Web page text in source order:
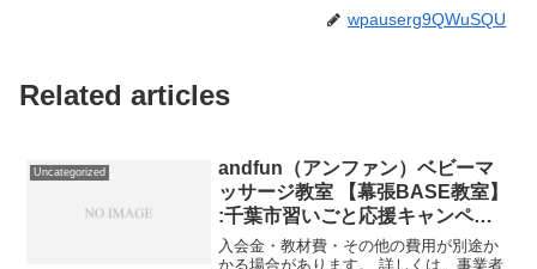
wpauserg9QWuSQU
Related articles
Uncategorized
andfun（アンファン）ベビーマ
ッサージ教室 【幕張BASE教室】
:千葉市習いごと応援キャンペー
ン
入会金・教材費・その他の費用が別途か
かる場合があります。 詳しくは、事業者